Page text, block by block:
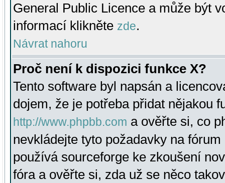
General Public Licence a může být
informací klikněte zde.
Návrat nahoru
Proč není k dispozici funkce X?
Tento software byl napsán a
dojem, že je potřeba přidat nějakou
http://www.phpbb.com a ověřte si, co
nevkládejte tyto požadavky na
používá sourceforge ke zkoušení
fóra a ověřte si, zda už se něco